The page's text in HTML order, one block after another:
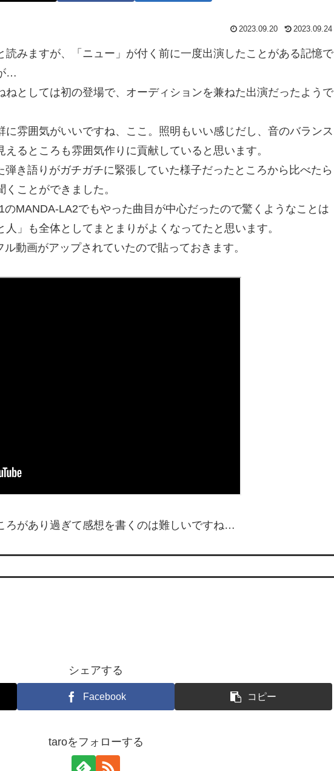
2023.09.20 2023.09.24
読みますが、「ニュー」が付く前に一度出演したことがある記憶で
…
ねとしては初の登場で、オーディションを兼ねた出演だったようで
雰囲気がいいですね、ここ。照明もいい感じだし、音のバランス
るところも雰囲気作りに貢献していると思います。
弾き語りがガチガチに緊張していた様子だったところから比べたら
ことができました。
MANDA-LA2でもやった曲目が中心だったので驚くようなことは
」も全体としてまとまりがよくなってたと思います。
動画がアップされていたので貼っておきます。
ろがあり過ぎて感想を書くのは難しいですね…
シェアする
Facebook コピー
taroをフォローする